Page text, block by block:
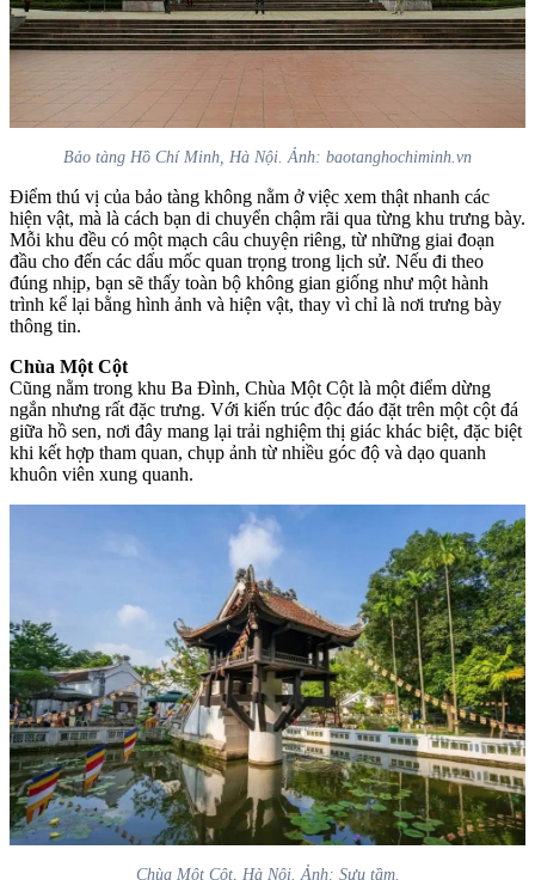
Bảo tàng Hồ Chí Minh, Hà Nội. Ảnh: baotanghochiminh.vn
Điểm thú vị của bảo tàng không nằm ở việc xem thật nhanh các
hiện vật, mà là cách bạn di chuyển chậm rãi qua từng khu trưng bày.
Mỗi khu đều có một mạch câu chuyện riêng, từ những giai đoạn
đầu cho đến các dấu mốc quan trọng trong lịch sử. Nếu đi theo
đúng nhịp, bạn sẽ thấy toàn bộ không gian giống như một hành
trình kể lại bằng hình ảnh và hiện vật, thay vì chỉ là nơi trưng bày
thông tin.
Chùa Một Cột
Cũng nằm trong khu Ba Đình, Chùa Một Cột là một điểm dừng
ngắn nhưng rất đặc trưng. Với kiến trúc độc đáo đặt trên một cột đá
giữa hồ sen, nơi đây mang lại trải nghiệm thị giác khác biệt, đặc biệt
khi kết hợp tham quan, chụp ảnh từ nhiều góc độ và dạo quanh
khuôn viên xung quanh.
Chùa Một Cột, Hà Nội. Ảnh: Sưu tầm.